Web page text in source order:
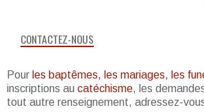
CONTACTEZ-NOUS
Pour les baptêmes, les mariages, les
inscriptions au catéchisme, les
tout autre renseignement, adressez-